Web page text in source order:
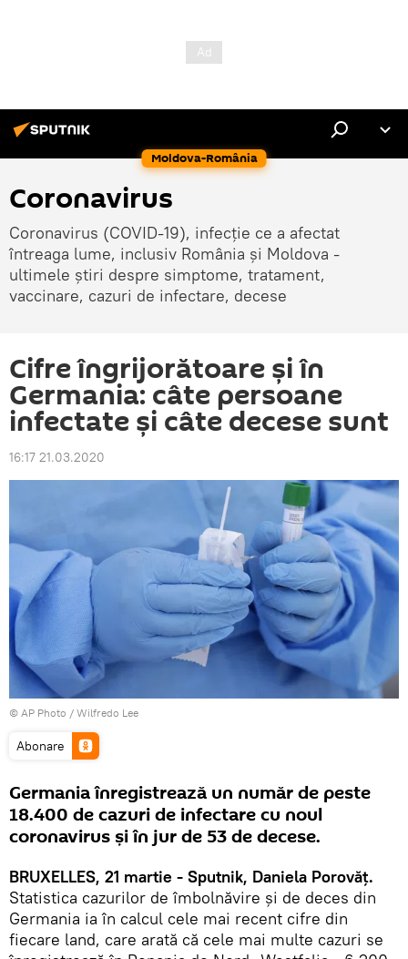
Moldova-România
Coronavirus
Coronavirus (COVID-19), infecție ce a afectat
întreaga lume, inclusiv România și Moldova -
ultimele știri despre simptome, tratament,
vaccinare, cazuri de infectare, decese
Cifre îngrijorătoare și în
Germania: câte persoane
infectate și câte decese sunt
16:17 21.03.2020
© AP Photo / Wilfredo Lee
Abonare
Germania înregistrează un număr de peste
18.400 de cazuri de infectare cu noul
coronavirus şi în jur de 53 de decese.
BRUXELLES, 21 martie - Sputnik, Daniela Porovăț.
Statistica cazurilor de îmbolnăvire și de deces din
Germania ia în calcul cele mai recent cifre din
fiecare land, care arată că cele mai multe cazuri se